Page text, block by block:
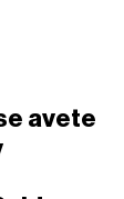
avete